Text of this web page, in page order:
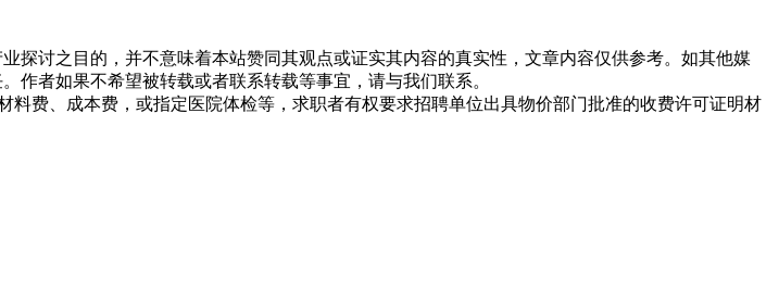
探讨之目的，并不意味着本站赞同其观点或证实其内容的真实性，文章内容仅供参考。如其他媒
作者如果不希望被转载或者联系转载等事宜，请与我们联系。
费、成本费，或指定医院体检等，求职者有权要求招聘单位出具物价部门批准的收费许可证明材